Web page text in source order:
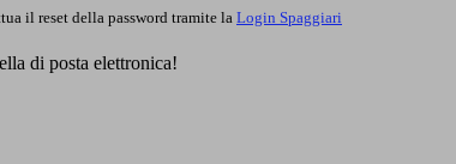
il reset della password tramite la Login Spaggiari
di posta elettronica!